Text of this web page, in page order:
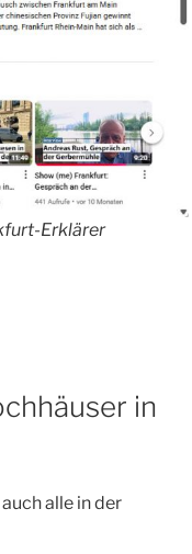
Erklärer
in
alle in der